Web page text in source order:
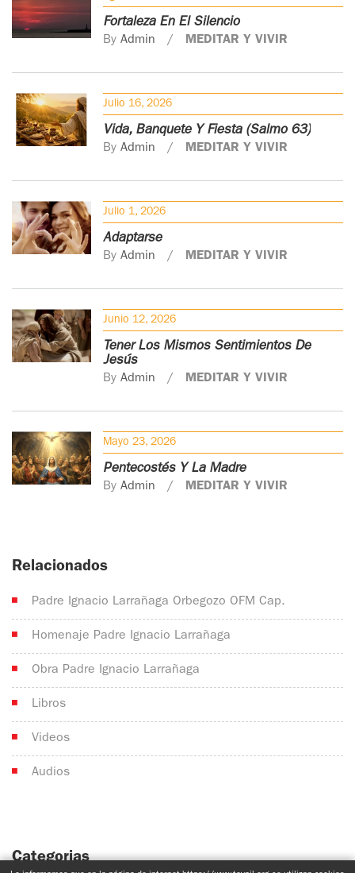
Fortaleza En El Silencio
By Admin MEDITAR Y VIVIR
Julio 16, 2026
Vida, Banquete Y Fiesta (Salmo 63)
By Admin MEDITAR Y VIVIR
Julio 1, 2026
Adaptarse
By Admin MEDITAR Y VIVIR
Junio 12, 2026
Tener Los Mismos Sentimientos De
Jesús
By Admin MEDITAR Y VIVIR
Mayo 23, 2026
Pentecostés Y La Madre
By Admin MEDITAR Y VIVIR
Relacionados
Padre Ignacio Larrañaga Orbegozo OFM Cap.
Homenaje Padre Ignacio Larrañaga
Obra Padre Ignacio Larrañaga
Libros
Videos
Audios
Categorias